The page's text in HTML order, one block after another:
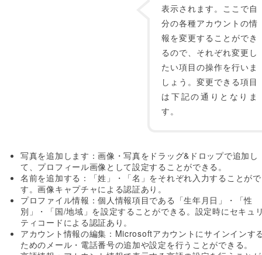
表示されます。ここで自
分の各種アカウントの情
報を変更することができ
るので、それぞれ変更し
たい項目の操作を行いま
しょう。変更できる項目
は下記の通りとなりま
す。
写真を追加します：画像・写真をドラッグ&ドロップで追加し
て、プロフィール画像として設定することができる。
名前を追加する：「姓」・「名」をそれぞれ入力することが
す。画像キャプチャによる認証あり。
プロファイル情報：個人情報項目である「生年月日」・「性
別」・「国/地域」を設定することができる。設定時にセキュ
ティコードによる認証あり。
アカウント情報の編集：Microsoftアカウントにサインインす
ためのメール・電話番号の追加や設定を行うことができる。